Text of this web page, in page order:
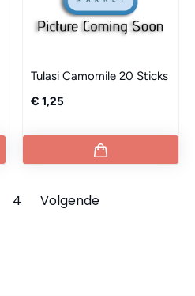
Tulasi Camomile 20 Sticks
€ 1,25
4 Volgende